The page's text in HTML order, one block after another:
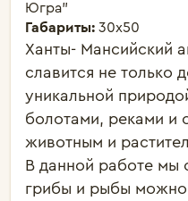
Югра"
Габариты: 30х50
Ханты- Мансийский
славится не только
уникальной
болотами, реками и
животным и
В данной работе мы
грибы и рыбы можно